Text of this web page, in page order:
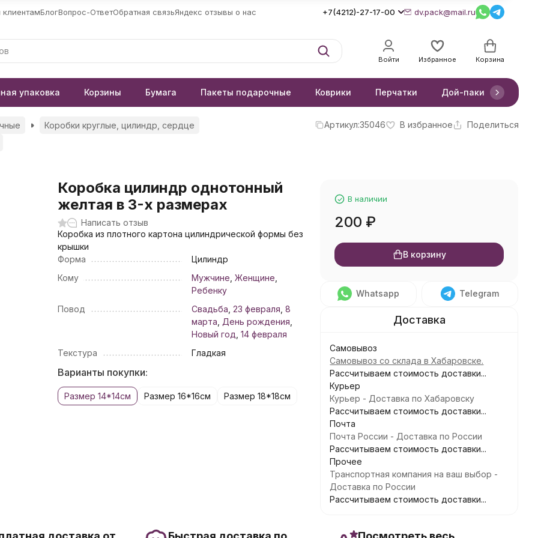
БлогВопрос-ОтветОбратная связьЯндекс отзывы о нас +7(4212)-27-17-00 dv.pack@mail.ru
Войти Избранное Корзина
упаковка Корзины Бумага Пакеты подарочные Коврики Перчатки Дой-паки
Коробки круглые, цилиндр, сердце
Артикул:35046 В избранное Поделиться
Коробка цилиндр однотонный
желтая в 3-х размерах
Написать отзыв
Коробка из плотного картона цилиндрической формы без
крышки
Форма
Цилиндр
Кому
Мужчине Женщине
Ребенку
Повод
Свадьба 23 февраля 8
марта День рождения
Новый год 14 февраля
Текстура
Гладкая
Варианты покупки:
Размер 14*14см Размер 16*16см Размер 18*18см
В наличии
200 ₽
В корзину
Whatsapp Telegram
Самовывоз
Самовывоз со склада в Хабаровске.
Рассчитываем стоимость доставки...
Курьер
Курьер - Доставка по Хабаровску
Рассчитываем стоимость доставки...
Почта
Почта России - Доставка по России
Рассчитываем стоимость доставки...
Прочее
Транспортная компания на ваш выбор -
Доставка по России
Рассчитываем стоимость доставки...